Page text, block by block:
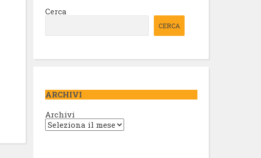
Cerca
CERCA
ARCHIVI
Archivi